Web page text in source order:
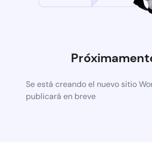
Se está creando el nuevo sitio
publicará en breve